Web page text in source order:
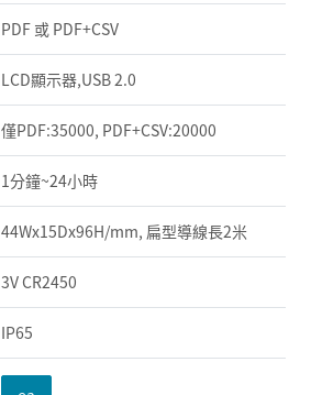
PDF 或 PDF+CSV
LCD顯示器,USB 2.0
僅PDF:35000, PDF+CSV:20000
1分鐘~24小時
44Wx15Dx96H/mm, 扁型導線長2米
3V CR2450
IP65